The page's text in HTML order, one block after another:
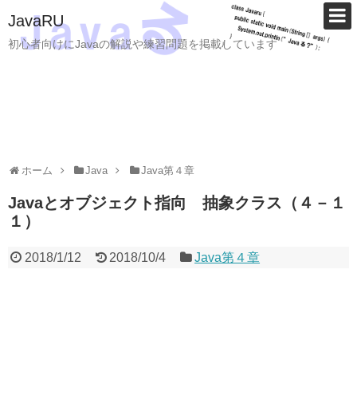
JavaRU
初心者向けにJavaの解説や練習問題を掲載しています
ホーム Java Java第４章
Javaとオブジェクト指向 抽象クラス（４－１
１）
2018/1/12 2018/10/4 Java第４章